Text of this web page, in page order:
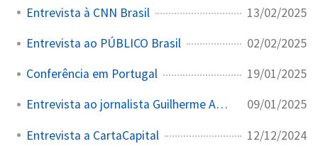
Entrevista à CNN Brasil 13/02/2025
Entrevista ao PÚBLICO Brasil 02/02/2025
Conferência em Portugal 19/01/2025
Entrevista ao jornalista Guilherme Amado 09/01/2025
Entrevista a CartaCapital 12/12/2024